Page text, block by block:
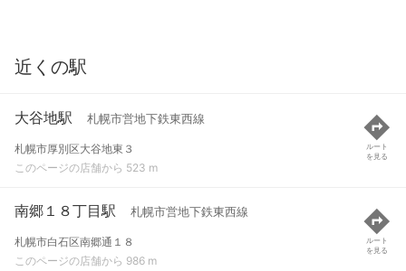
近くの駅
大谷地駅 札幌市営地下鉄東西線
札幌市厚別区大谷地東３
このページの店舗から 523 m
ルート
を見る
南郷１８丁目駅 札幌市営地下鉄東西線
札幌市白石区南郷通１８
このページの店舗から 986 m
ルート
を見る